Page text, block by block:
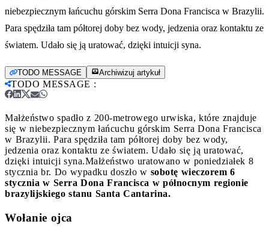
niebezpiecznym łańcuchu górskim Serra Dona Francisca w Brazylii.
Para spędziła tam półtorej doby bez wody, jedzenia oraz kontaktu ze
światem. Udało się ją uratować, dzięki intuicji syna.
TODO MESSAGE Archiwizuj artykuł
TODO MESSAGE :
Małżeństwo spadło z 200-metrowego urwiska, które znajduje
się w niebezpiecznym łańcuchu górskim Serra Dona Francisca
w Brazylii. Para spędziła tam półtorej doby bez wody,
jedzenia oraz kontaktu ze światem. Udało się ją uratować,
dzięki intuicji syna.Małżeństwo uratowano w poniedziałek 8
stycznia br. Do wypadku doszło w sobotę wieczorem 6
stycznia w Serra Dona Francisca w północnym regionie
brazylijskiego stanu Santa Cantarina.
Wołanie ojca